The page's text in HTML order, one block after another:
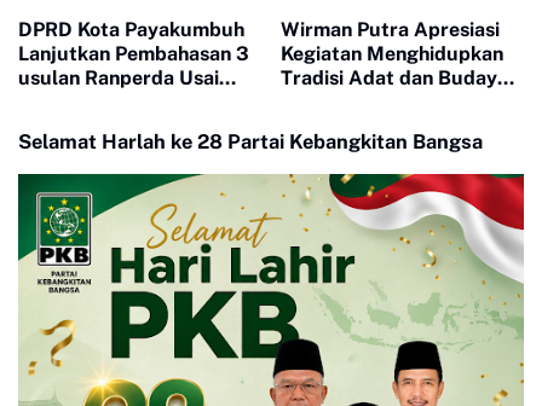
DPRD Kota Payakumbuh
Lanjutkan Pembahasan 3
usulan Ranperda Usai
Fraksi fraksi
Wirman Putra Apresiasi
Kegiatan Menghidupkan
Tradisi Adat dan Budaya
Selamat Harlah ke 28 Partai Kebangkitan Bangsa